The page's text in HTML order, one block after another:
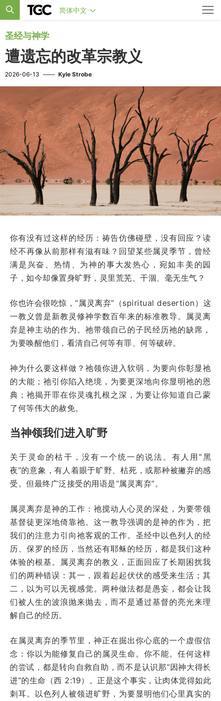
简体中文
圣经与神学
遭遗忘的改革宗教义
2026-06-13 —— Kyle Strobe
你有没有过这样的经历：祷告仿佛碰壁，没有回应？读
经不再像从前那样有滋有味？回望某些属灵季节，曾经
满是兴奋、热情、为神的事大发热心，宛如丰美的园
子，如今却像置身旷野，灵里荒芜、干涸、毫无生气？
你也许会很吃惊，“属灵离弃”（spiritual desertion）这
一教义曾是新教灵修神学数百年来的标准教导。属灵离
弃是神主动的作为。祂带领自己的子民经历祂的缺席，
为要唤醒他们，看清自己何等有罪、何等破碎。
神为什么要这样做？祂领你进入软弱，为要向你彰显祂
的大能；祂引你陷入绝境，为要更深地向你显明祂的恩
典；祂揭开罪在你灵魂扎根之深，为要让你知道自己蒙
了何等伟大的赦免。
当神领我们进入旷野
关于灵命的枯干，没有一个统一的说法。有人用“黑
夜”的意象，有人着眼于旷野、枯死，或那种被撇弃的感
受。但最终广泛接受的用语是“属灵离弃”。
属灵离弃是神的工作：祂搅动人心灵的深处，为要带领
基督徒更深地倚靠祂。这一教导强调的是神的作为，把
我们的注意力引向祂客观的工作。圣经中以色列人的经
历、保罗的经历，当然还有耶稣的经历，都是我们这种
体验的根基。属灵离弃的教义，正面回应了长期困扰我
们的两种错误：其一，跟着起起伏伏的感受来生活；其
二，以为可以无视感觉。两种做法都是愚妄，都会让我
们被人生的波浪抛来抛去，而不是通过基督的亮光来理
解自己的经历。
在属灵离弃的季节里，神正在掘出你心底的一个虚假信
念：你以为能修复自己的属灵生命。你不能。任何这样
的尝试，都是转向自救自助，而不是认识那“因神大得长
进”的生命（西 2:19）。正是这个事实，让肉体觉得如此
刺耳。以色列人被领进旷野，为要显明他们心里真实的